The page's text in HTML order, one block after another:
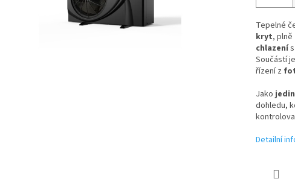
Tepelné
kryt, plně
chlazení
Součástí je
řízení z
Jako
dohledu,
Detailní